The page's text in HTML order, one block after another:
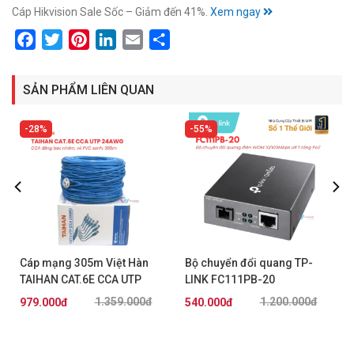
Cáp Hikvision Sale Sốc – Giảm đến 41%. Xem ngay
FacebookTwitterPinterestLinkedIn
Email
SẢN PHẨM LIÊN QUAN
28%
Cáp mạng 305m Việt Hàn
TAIHAN CAT.6E CCA UTP
24AWG
1.359.000đ
979.000đ
55%
Bộ chuyển đổi quang TP-
LINK FC111PB-20
1.200.000đ
540.000đ